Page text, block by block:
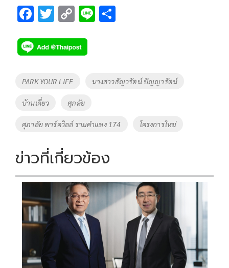
F
e
b
o
o
k
T
tt
er
C
p
y
n
k
Li
Tags
PARK YOUR LIFE นางสาวธัญวรัตน์ ปัญญารัตน์
บ้านเดี่ยว ศุภลัย
ศุภาลัย พาร์ควิลล์ รามคำแหง 174 โครงการใหม่
ข่าวที่เกี่ยวข้อง